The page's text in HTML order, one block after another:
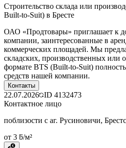
Строительство склада или
Built-to-Suit) в Бресте
ОАО «Продтовары» приглашает к
компании, заинтересованные в
коммерческих площадей. Мы
складских, производственных
формате BTS (Built-to-Suit)
средств нашей компании.
Контакты
22.07.2026 ID 4132473
Контактное лицо
поблизости с аг. Русиновичи,
от 3 ƃ/м²